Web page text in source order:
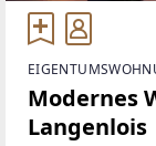
Modernes
Langenlois